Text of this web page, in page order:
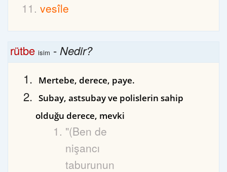
vesîle
rütbe isim -Nedir?
Mertebe, derece, paye.
Subay, astsubay ve polislerin sahip
olduğu derece, mevki
"(Ben de
nişancı
taburunun